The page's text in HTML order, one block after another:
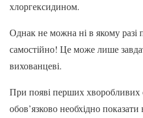
хлоргексидином.
Однак не можна ні в якому разі
самостійно! Це може лише
вихованцеві.
При появі перших хворобливих
обов’язково необхідно